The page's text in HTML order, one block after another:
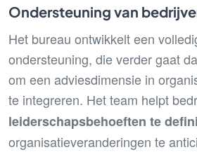
Ondersteuning van
Het bureau ontwikkelt een
ondersteuning, die verder gaat
om een adviesdimensie in
te integreren. Het team helpt
leiderschapsbehoeften te
organisatieveranderingen te